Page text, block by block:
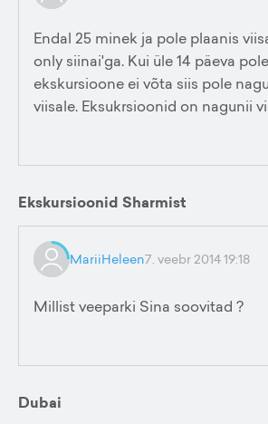
Endal 25 minek ja pole plaanis
only siinai'ga. Kui üle 14 päeva
ekskursioone ei võta siis pole
viisale. Eksukrsioonid on nagunii
Ekskursioonid Sharmist
MariiHeleen7. veebr 2014 19:18
Millist veeparki Sina soovitad ?
Dubai